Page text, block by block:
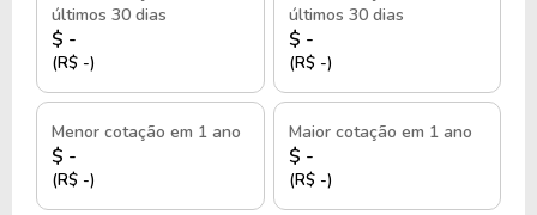
últimos 30 dias
$ -
(R$ -)
últimos 30 dias
$ -
(R$ -)
Menor cotação em 1 ano
$ -
(R$ -)
Maior cotação em 1 ano
$ -
(R$ -)